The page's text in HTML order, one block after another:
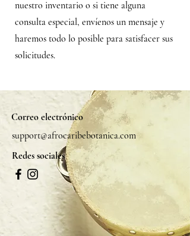
nuestro inventario o si tiene alguna
consulta especial, envíenos un mensaje y
haremos todo lo posible para satisfacer sus
solicitudes.
Correo electrónico
support@afrocaribebotanica.com
Redes sociales